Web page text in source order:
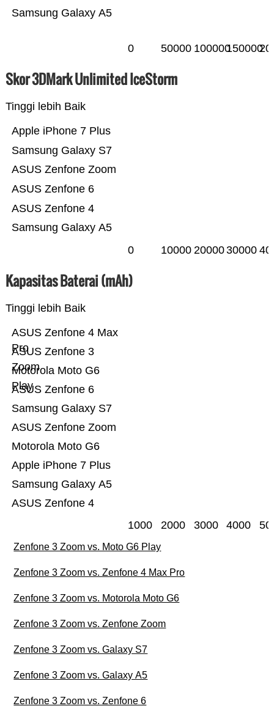
Samsung Galaxy A5
0 50000 100000150000
Skor 3DMark Unlimited IceStorm
Tinggi lebih Baik
Samsung Galaxy A5
ASUS Zenfone 4
ASUS Zenfone 6
ASUS Zenfone Zoom
Samsung Galaxy S7
Apple iPhone 7 Plus
0 10000 2000030000
Kapasitas Baterai (mAh)
Tinggi lebih Baik
ASUS Zenfone 4
Samsung Galaxy A5
Apple iPhone 7 Plus
Motorola Moto G6
ASUS Zenfone Zoom
Samsung Galaxy S7
ASUS Zenfone 6
Motorola Moto G6
Play
ASUS Zenfone 3
Zoom
ASUS Zenfone 4 Max
Pro
1000 2000 3000 4000
Zenfone 3 Zoom vs. Moto G6 Play
Zenfone 3 Zoom vs. Zenfone 4 Max Pro
Zenfone 3 Zoom vs. Motorola Moto G6
Zenfone 3 Zoom vs. Zenfone Zoom
Zenfone 3 Zoom vs. Galaxy S7
Zenfone 3 Zoom vs. Galaxy A5
Zenfone 3 Zoom vs. Zenfone 6